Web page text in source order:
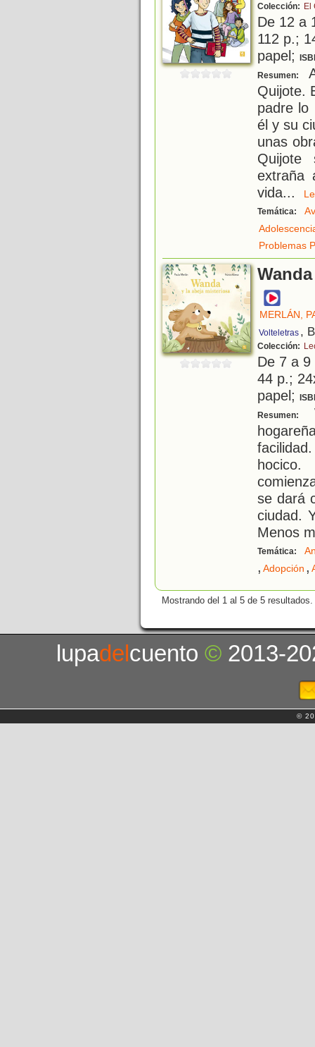
Colección: El
De 12 a
112 p.;
papel;
Resumen:
Quijote.
padre lo
él y su
unas
extraña
vida...
Temática:
Problemas
MERLÁN,
Volteletras ,
Colección:
De 7 a
44 p.;
papel;
Resumen:
hocico.
se dará
ciudad.
Menos
Temática:
, Adopción ,
Mostrando del 1 al 5 de 5 resultados.
lupadelcuento© 2013-
©